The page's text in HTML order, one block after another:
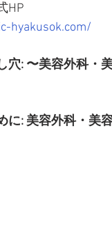
HP
hyakusok.com/
穴: 〜美容外科・
に: 美容外科・美